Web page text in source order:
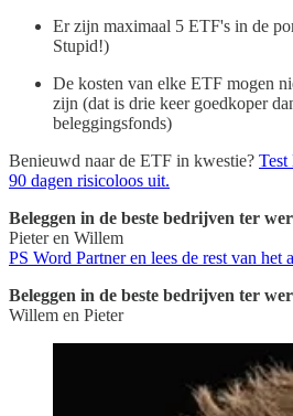
Er zijn maximaal 5 ETF's in de
Stupid!)
De kosten van elke ETF mogen
zijn (dat is drie keer goedkoper
beleggingsfonds)
Benieuwd naar de ETF in kwestie? Test
90 dagen risicoloos uit.
Beleggen in de beste bedrijven ter
Pieter en Willem
PS Word Partner en lees de rest van het
Beleggen in de beste bedrijven ter
Willem en Pieter